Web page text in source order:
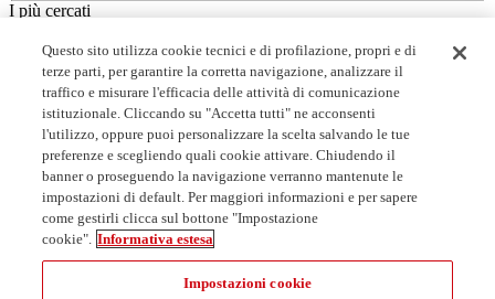
I più cercati
Minerva
I corsi dello SBA
Biblioteche
Servizi
Link utili
Prenota un posto in biblioteca
Collaborazioni studentesche
Open access: accordi con gli editori
MediaLibraryOnLine - MLOL
Questo sito utilizza cookie tecnici e di profilazione, propri e di
terze parti, per garantire la corretta navigazione, analizzare il
traffico e misurare l'efficacia delle attività di comunicazione
istituzionale. Cliccando su "Accetta tutti" ne acconsenti
l'utilizzo, oppure puoi personalizzare la scelta salvando le tue
preferenze e scegliendo quali cookie attivare. Chiudendo il
banner o proseguendo la navigazione verranno mantenute le
impostazioni di default. Per maggiori informazioni e per sapere
come gestirli clicca sul bottone "Impostazione
cookie". Informativa estesa
Impostazioni cookie